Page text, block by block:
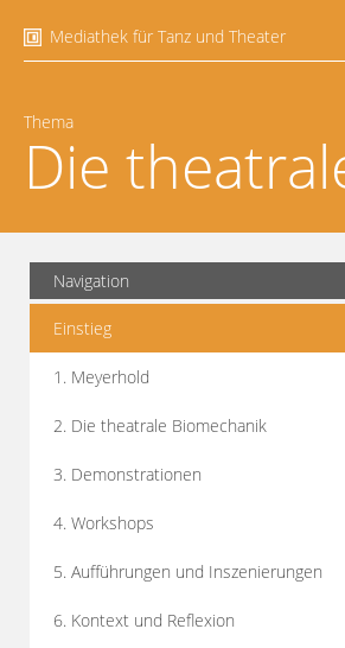
Mediathek für Tanz und Theater
Thema
Die
Navigation
Einstieg
1. Meyerhold
2. Die theatrale Biomechanik
3. Demonstrationen
4. Workshops
5. Aufführungen und Inszenierungen
6. Kontext und Reflexion